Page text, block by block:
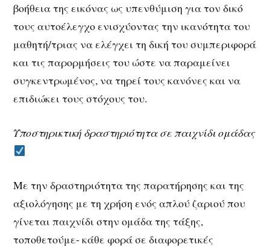
βοήθεια της εικόνας ως υπενθύμιση για τον δικό
τους αυτοέλεγχο ενισχύοντας την ικανότητα του
μαθητή/τριας να ελέγχει τη δική του συμπεριφορά
και τις παρορμήσεις του ώστε να παραμείνει
συγκεντρωμένος, να τηρεί τους κανόνες και να
επιδιώκει τους στόχους του.
Υποστηρικτική δραστηριότητα σε παιχνίδι ομάδας
Με την δραστηριότητα της παρατήρησης και της
αξιολόγησης με τη χρήση ενός απλού ζαριού που
γίνεται παιχνίδι στην ομάδα της τάξης,
τοποθετούμε- κάθε φορά σε διαφορετικές